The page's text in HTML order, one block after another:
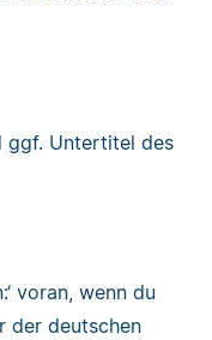
ggf. Untertitel des
voran, wenn du
der deutschen